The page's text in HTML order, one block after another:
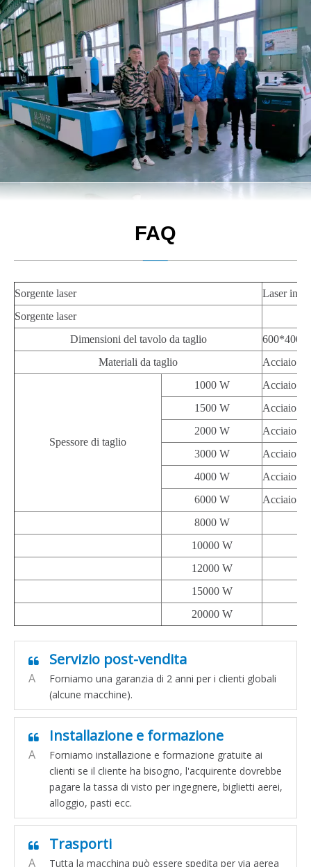
FAQ
Sorgente laser
Laser in
Sorgente laser
Dimensioni del tavolo da taglio
Materiali da taglio
Acciaio
Spessore di taglio
1000 W
Acciaio
1500 W
Acciaio
2000 W
Acciaio
3000 W
Acciaio
4000 W
Acciaio
6000 W
Acciaio
8000 W
10000 W
12000 W
15000 W
20000 W
Servizio post-vendita
A
Forniamo una garanzia di 2 anni per i clienti globali
(alcune macchine).
Installazione e formazione
A
Forniamo installazione e formazione gratuite ai
clienti se il cliente ha bisogno, l'acquirente dovrebbe
pagare la tassa di visto per ingegnere, biglietti aerei,
alloggio, pasti ecc.
Trasporti
A
Tutta la macchina può essere spedita per via aerea